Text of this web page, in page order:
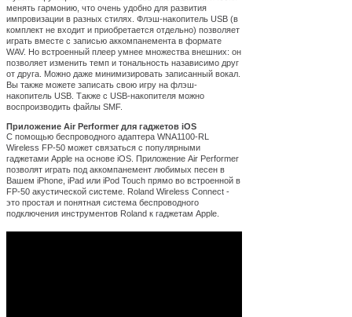
менять гармонию, что очень удобно для развития
импровизации в разных стилях. Флэш-накопитель USB (в
комплект не входит и приобретается отдельно) позволяет
играть вместе с записью аккомпанемента в формате
WAV. Но встроенный плеер умнее множества внешних: он
позволяет изменить темп и тональность назависимо друг
от друга. Можно даже минимизировать записанный вокал.
Вы также можете записать свою игру на флэш-
накопитель USB. Также c USB-накопителя можно
воспроизводить файлы SMF.
Приложение Air Performer для гаджетов iOS
С помощью беспроводного адаптера WNA1100-RL
Wireless FP-50 может связаться с популярными
гаджетами Apple на основе iOS. Приложение Air Performer
позволят играть под аккомпанемент любимых песен в
Вашем iPhone, iPad или iPod Touch прямо во встроенной в
FP-50 акустической системе. Roland Wireless Connect -
это простая и понятная система беспроводного
подключения инструментов Roland к гаджетам Apple.